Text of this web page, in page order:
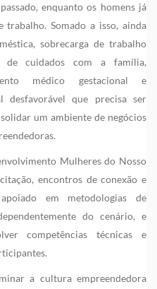
enquanto os homens já
Somado a isso, ainda
sobrecarga de trabalho
de cuidados com a família,
médico gestacional e
desfavorável que precisa ser
um ambiente de negócios
Mulheres do Nosso
encontros de conexão e
em metodologias de
do cenário, e
competências técnicas e
a cultura empreendedora